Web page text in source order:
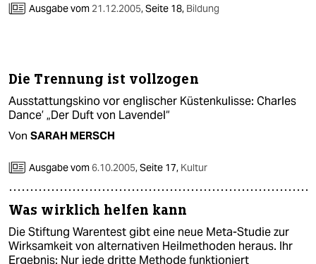
Ausgabe vom 21.12.2005,Seite 18, Bildung
Die Trennung ist vollzogen
Ausstattungskino vor englischer Küstenkulisse: Charles
Dance’ „Der Duft von Lavendel“
Von SARAH MERSCH
Ausgabe vom6.10.2005,Seite 17, Kultur
Was wirklich helfen kann
Die Stiftung Warentest gibt eine neue Meta-Studie zur
Wirksamkeit von alternativen Heilmethoden heraus. Ihr
Ergebnis: Nur jede dritte Methode funktioniert